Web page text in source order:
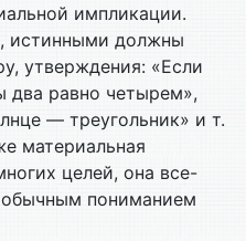
импликации.
истинными должны
утверждения: «Если
два равно четырем»,
— треугольник» и т.
материальная
целей, она все-
обычным пониманием